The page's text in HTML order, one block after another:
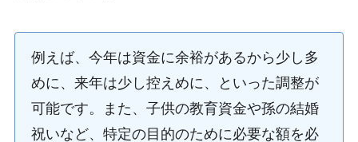
例えば、今年は資金に余裕があるから少し多
めに、来年は少し控えめに、といった調整が
可能です。また、子供の教育資金や孫の結婚
祝いなど、特定の目的のために必要な額を必